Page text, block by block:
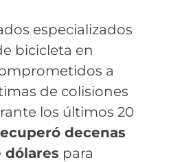
especializados
bicicleta en
a
de colisiones
los últimos 20
decenas
dólares para